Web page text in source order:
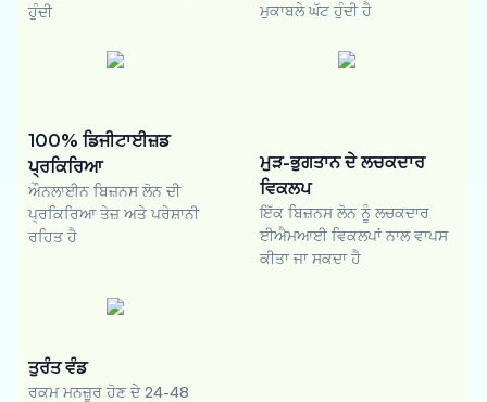
ਹੁੰਦੀ
ਮੁਕਾਬਲੇ ਘੱਟ ਹੁੰਦੀ ਹੈ
100% ਡਿਜੀਟਾਈਜ਼ਡ
ਪ੍ਰਕਿਰਿਆ
ਔਨਲਾਈਨ ਬਿਜ਼ਨਸ ਲੋਨ ਦੀ
ਪ੍ਰਕਿਰਿਆ ਤੇਜ਼ ਅਤੇ ਪਰੇਸ਼ਾਨੀ
ਰਹਿਤ ਹੈ
ਮੁੜ-ਭੁਗਤਾਨ ਦੇ ਲਚਕਦਾਰ
ਵਿਕਲਪ
ਇੱਕ ਬਿਜ਼ਨਸ ਲੋਨ ਨੂੰ ਲਚਕਦਾਰ
ਈਐਮਆਈ ਵਿਕਲਪਾਂ ਨਾਲ ਵਾਪਸ
ਕੀਤਾ ਜਾ ਸਕਦਾ ਹੈ
ਤੁਰੰਤ ਵੰਡ
ਰਕਮ ਮਨਜ਼ੂਰ ਹੋਣ ਦੇ 24-48